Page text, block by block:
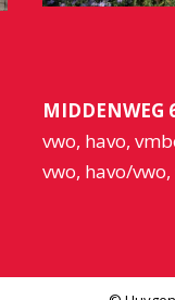
MIDDENWEG
vwo, havo,
vwo, havo/